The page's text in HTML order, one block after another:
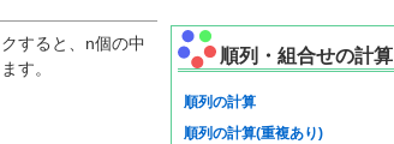
すると、n個の中
す。
順列・組合せの計算
順列の計算
順列の計算(重複あり)